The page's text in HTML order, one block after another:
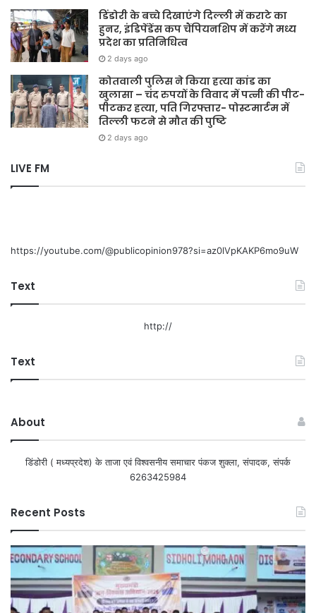
डिंडोरी के बच्चे दिखाएंगे दिल्ली में कराटे का
हुनर, इंडिपेंडेंस कप चैंपियनशिप में करेंगे मध्य
प्रदेश का प्रतिनिधित्व
2 days ago
कोतवाली पुलिस ने किया हत्या कांड का
खुलासा – चंद रुपयों के विवाद में पत्नी की पीट-
पीटकर हत्या, पति गिरफ्तार- पोस्टमार्टम में
तिल्ली फटने से मौत की पुष्टि
2 days ago
LIVE FM
https://youtube.com/@publicopinion978?si=az0lVpKAKP6mo9uW
Text
http://
Text
About
डिंडोरी ( मध्यप्रदेश) के ताजा एवं विश्वसनीय समाचार पंकज शुक्ला, संपादक, संपर्क
6263425984
Recent Posts